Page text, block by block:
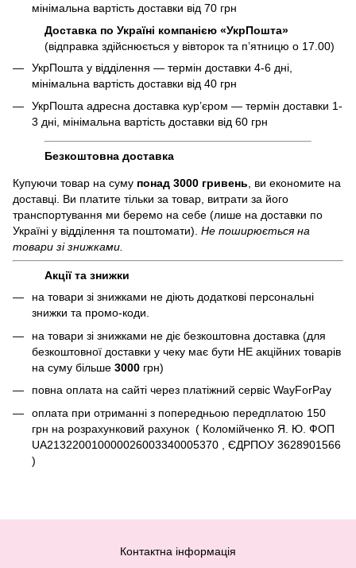
мінімальна вартість доставки від 70 грн
Доставка по Україні компанією «УкрПошта»
(відправка здійснюється у вівторок та пʼятницю о 17.00)
УкрПошта у відділення — термін доставки 4-6 дні,
мінімальна вартість доставки від 40 грн
УкрПошта адресна доставка курʼєром — термін доставки 1-
3 дні, мінімальна вартість доставки від 60 грн
Безкоштовна доставка
Купуючи товар на суму понад 3000 гривень, ви економите на
доставці. Ви платите тільки за товар, витрати за його
транспортування ми беремо на себе (лише на доставки по
Україні у відділення та поштомати). Не поширюється на
товари зі знижками.
Акції та знижки
на товари зі знижками не діють додаткові персональні
знижки та промо-коди.
на товари зі знижками не діє безкоштовна доставка (для
безкоштовної доставки у чеку має бути НЕ акційних товарів
на суму більше 3000 грн)
повна оплата на сайті через платіжний сервіc WayForPay
оплата при отриманні з попередньою передплатою 150
грн на розрахунковий рахунок ( Коломійченко Я. Ю. ФОП
UA213220010000026003340005370 , ЄДРПОУ 3628901566
)
Контактна інформація